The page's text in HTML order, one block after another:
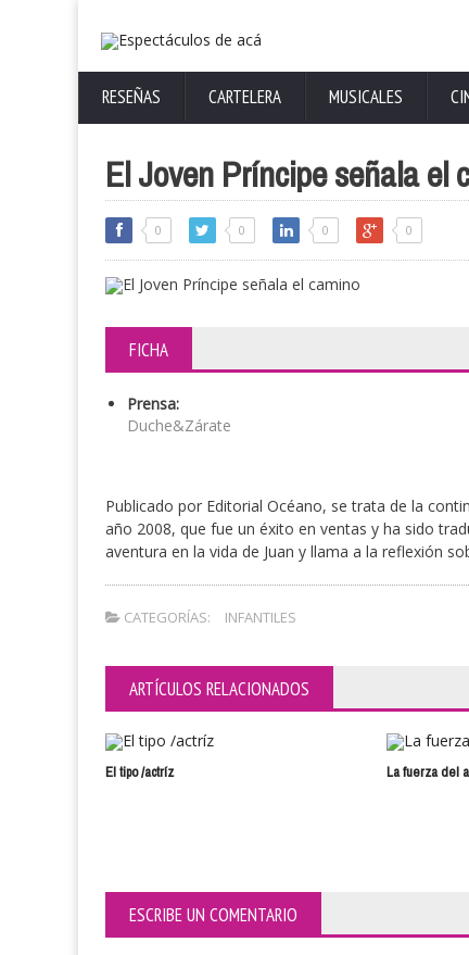
RESEÑAS CARTELERA MUSICALES
El Joven Príncipe señala el
0 0 0 0
FICHA
Prensa:
Duche&Zárate
Publicado por Editorial Océano, se trata de la
año 2008, que fue un éxito en ventas y ha sido
aventura en la vida de Juan y llama a la reflexión
CATEGORÍAS: INFANTILES
ARTÍCULOS RELACIONADOS
El tipo /actríz La fuerza del
ESCRIBE UN COMENTARIO